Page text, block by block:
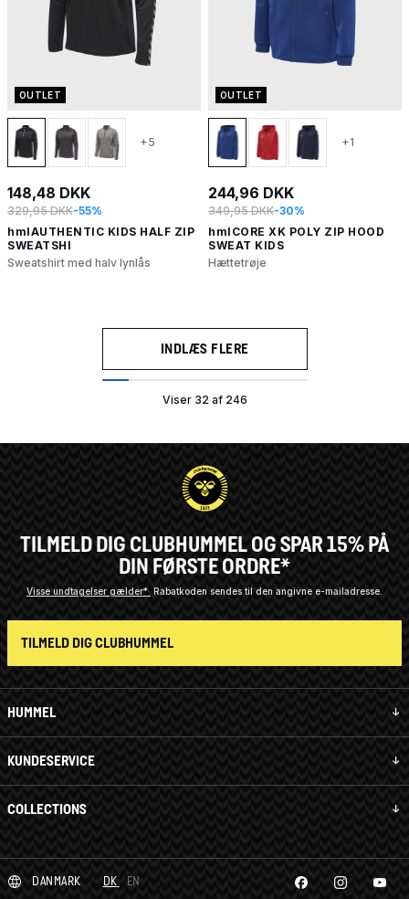
OUTLET
+5
148,48 DKK
329,95 DKK-55%
hmlAUTHENTIC KIDS HALF ZIP
SWEATSHI
Sweatshirt med halv lynlås
OUTLET
+1
244,96 DKK
349,95 DKK-30%
hmlCORE XK POLY ZIP HOOD
SWEAT KIDS
Hættetrøje
INDLÆS FLERE
Viser 32 af 246
HUMMEL
KUNDESERVICE
COLLECTIONS
TILMELD DIG CLUBHUMMEL OG SPAR 15% PÅ
DIN FØRSTE ORDRE*
Visse undtagelser gælder* Rabatkoden sendes til den angivne e-mailadresse.
TILMELD DIG CLUBHUMMEL
DANMARK DK EN